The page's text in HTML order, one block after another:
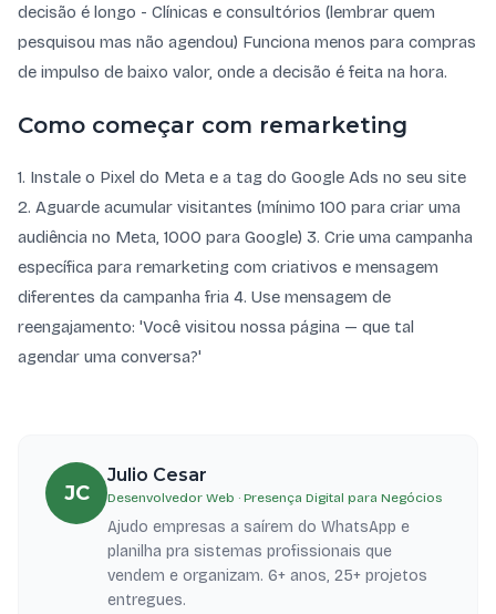
decisão é longo - Clínicas e consultórios (lembrar quem
pesquisou mas não agendou) Funciona menos para compras
de impulso de baixo valor, onde a decisão é feita na hora.
Como começar com remarketing
1. Instale o Pixel do Meta e a tag do Google Ads no seu site
2. Aguarde acumular visitantes (mínimo 100 para criar uma
audiência no Meta, 1000 para Google) 3. Crie uma campanha
específica para remarketing com criativos e mensagem
diferentes da campanha fria 4. Use mensagem de
reengajamento: 'Você visitou nossa página — que tal
agendar uma conversa?'
JC
Julio Cesar
Desenvolvedor Web · Presença Digital para Negócios
Ajudo empresas a saírem do WhatsApp e
planilha pra sistemas profissionais que
vendem e organizam. 6+ anos, 25+ projetos
entregues.